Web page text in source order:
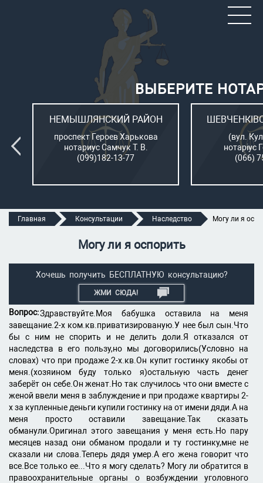
ВЫБЕРИТЕ
НЕМЫШЛЯНСКИЙ РАЙОН
проспект Героев Харькова
нотариус Самчук Т. В.
(099)182-13-77
(вул.
нотаріус
(066)
Главная Консультации Наследство Могу ли я
Могу ли я оспорить
Хочешь получить БЕСПЛАТНУЮ консультацию?
ЖМИ СЮДА!
Вопрос:Здравствуйте.Моя бабушка оставила на меня
завещание.2-х ком.кв.приватизированую.У нее был сын.Что
бы с ним не спорить и не делить доли.Я отказался от
наследства в его пользу,но мы договорились(Условно на
словах) что при продаже 2-х.кв.Он купит гостинку якобы от
меня.(хозяином буду только я)остальную часть денег
заберёт он себе.Он женат.Но так случилось что они вместе с
женой ввели меня в заблуждение и при продаже квартиры 2-
х за купленные деньги купили гостинку на от имени дяди.А на
меня просто оставили завещание.Так сказать
обманули.Оригинал этого завещания у меня есть.Но пару
месяцев назад они обманом продали и ту гостинку,мне не
сказали ни слова.Теперь дядя умер.А его жена говорит что
все.Все только ее...Что я могу сделать? Могу ли обратится в
правоохранительные органы о возбуждении уголовного